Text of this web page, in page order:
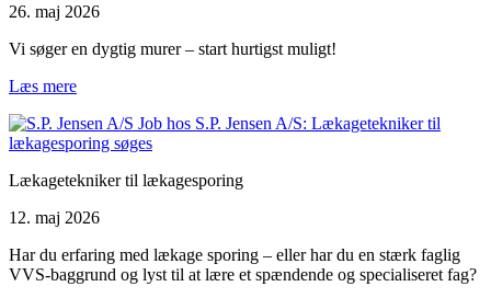
26. maj 2026
Vi søger en dygtig murer – start hurtigst muligt!
Læs mere
Lækagetekniker til lækagesporing
12. maj 2026
Har du erfaring med lækage sporing – eller har du en stærk faglig
VVS-baggrund og lyst til at lære et spændende og specialiseret fag?